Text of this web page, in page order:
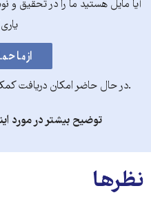
آیا مایل هستید ما را در تحقیق و
.در حال حاضر امکان دریافت
توضیح بیشتر در مورد
نظرها